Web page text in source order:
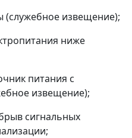
(служебное извещение);
ниже
питания с
извещение);
сигнальных